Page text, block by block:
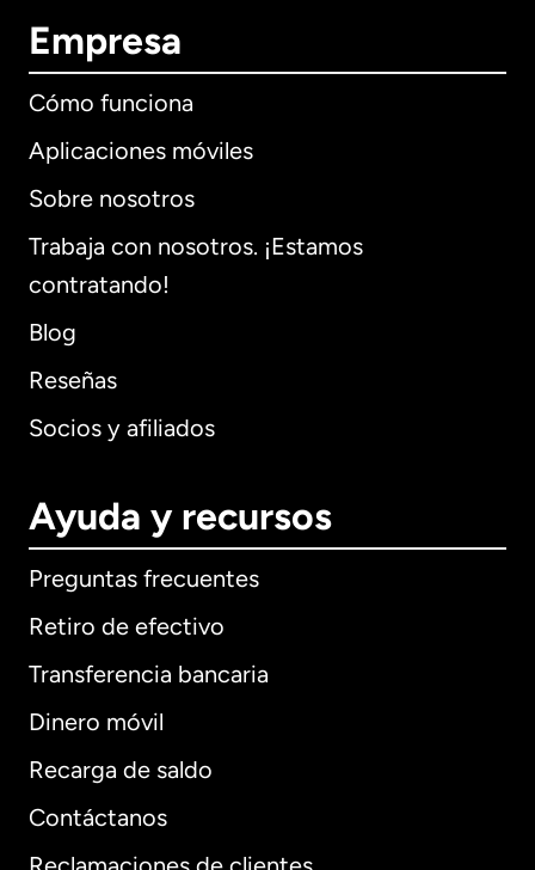
Empresa
Cómo funciona
Aplicaciones móviles
Sobre nosotros
Trabaja con nosotros. ¡Estamos
contratando!
Blog
Reseñas
Socios y afiliados
Ayuda y recursos
Preguntas frecuentes
Retiro de efectivo
Transferencia bancaria
Dinero móvil
Recarga de saldo
Contáctanos